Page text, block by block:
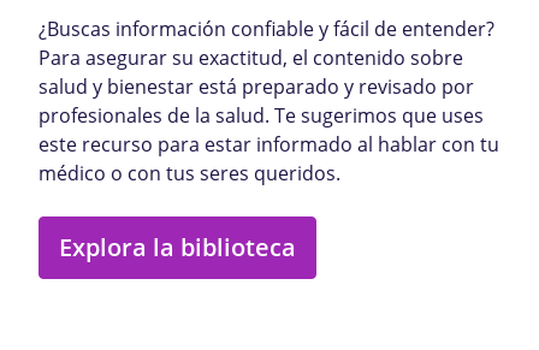
¿Buscas información confiable y fácil de entender?
Para asegurar su exactitud, el contenido sobre
salud y bienestar está preparado y revisado por
profesionales de la salud. Te sugerimos que uses
este recurso para estar informado al hablar con tu
médico o con tus seres queridos.
Explora la biblioteca